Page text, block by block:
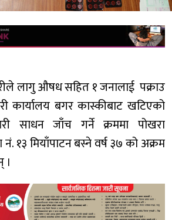
लागु औषध सहित १ जनालाई पक्राउ
कार्यालय बगर कास्कीबाट खटिएको
साधन जाँच गर्ने क्रममा पोखरा
१३ मियाँपाटन बस्ने वर्ष ३७ को अक्रम
।